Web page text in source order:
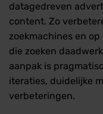
datagedreven
content. Zo
zoekmachines en
die zoeken
aanpak is
iteraties, duidelijke
verbeteringen.